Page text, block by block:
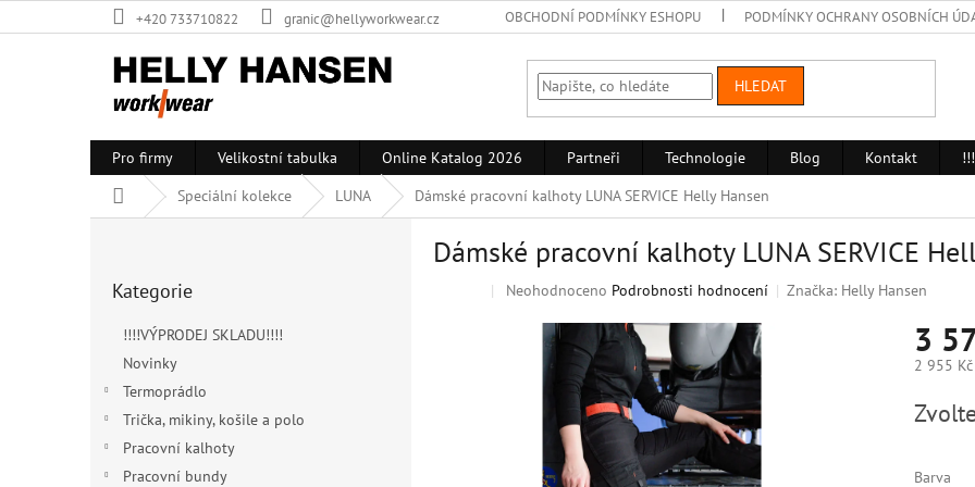
na
+420 733710822 granic@hellyworkwear.cz OBCHODNÍ PODMÍNKY ESHOPU PODMÍNKY OCHRANY OSOBNÍCH
HLEDAT
Pro firmy Velikostní tabulka Online Katalog 2026 Partneři Technologie Blog Kontakt
Domů
Speciální kolekce LUNA Dámské pracovní kalhoty LUNA SERVICE Helly Hansen
kategorie
Kategorie
!!!!VÝPRODEJ SKLADU!!!!
Novinky
Termoprádlo
Trička, mikiny, košile a polo
Pracovní kalhoty
Pracovní bundy
Dámské pracovní kalhoty LUNA SERVICE
Průměrné
produktu
hvězdiček.
Neohodnoceno Podrobnosti hodnocení Značka: Helly Hansen
3
2 955
cena:
Barva